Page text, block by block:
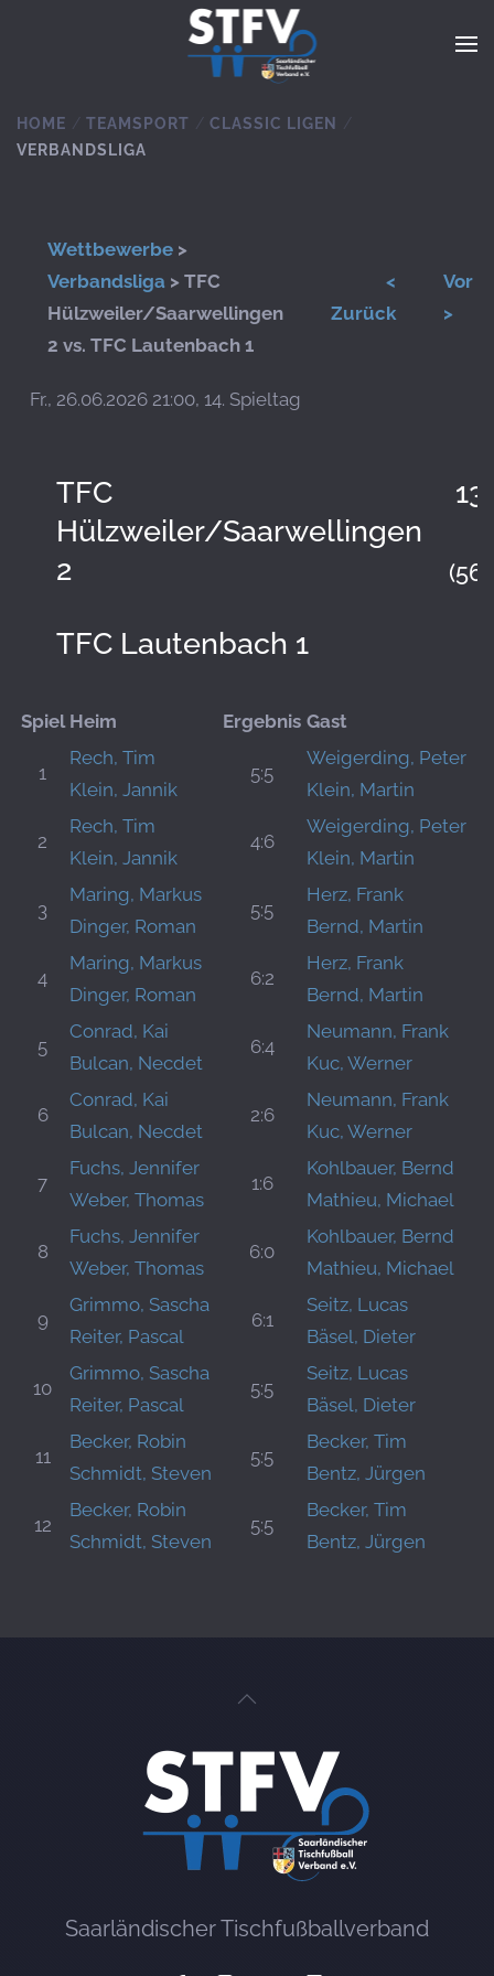
Zum Hauptinhalt springen
HOME TEAMSPORT
CLASSIC LIGEN
VERBANDSLIGA
Wettbewerbe >
Verbandsliga > TFC
Hülzweiler/Saarwellingen
2 vs. TFC Lautenbach 1
<
Zurück
Vor
>
Fr., 26.06.2026 21:00, 14. Spieltag
TFC
Hülzweiler/Saarwellingen
2
TFC Lautenbach 1
Spiel Heim Ergebnis Gast
1
Rech, Tim
Klein, Jannik
5:5
Weigerding, Peter
Klein, Martin
2
Rech, Tim
Klein, Jannik
4:6
Weigerding, Peter
Klein, Martin
3
Maring, Markus
Dinger, Roman
5:5
Herz, Frank
Bernd, Martin
4
Maring, Markus
Dinger, Roman
6:2
Herz, Frank
Bernd, Martin
5
Conrad, Kai
Bulcan, Necdet
6:4
Neumann, Frank
Kuc, Werner
6
Conrad, Kai
Bulcan, Necdet
2:6
Neumann, Frank
Kuc, Werner
7
Fuchs, Jennifer
Weber, Thomas
1:6
Kohlbauer, Bernd
Mathieu, Michael
8
Fuchs, Jennifer
Weber, Thomas
6:0
Kohlbauer, Bernd
Mathieu, Michael
9
Grimmo, Sascha
Reiter, Pascal
6:1
Seitz, Lucas
Bäsel, Dieter
10
Grimmo, Sascha
Reiter, Pascal
5:5
Seitz, Lucas
Bäsel, Dieter
11
Becker, Robin
Schmidt, Steven
5:5
Becker, Tim
Bentz, Jürgen
12
Becker, Robin
Schmidt, Steven
5:5
Becker, Tim
Bentz, Jürgen
Saarländischer Tischfußballverband